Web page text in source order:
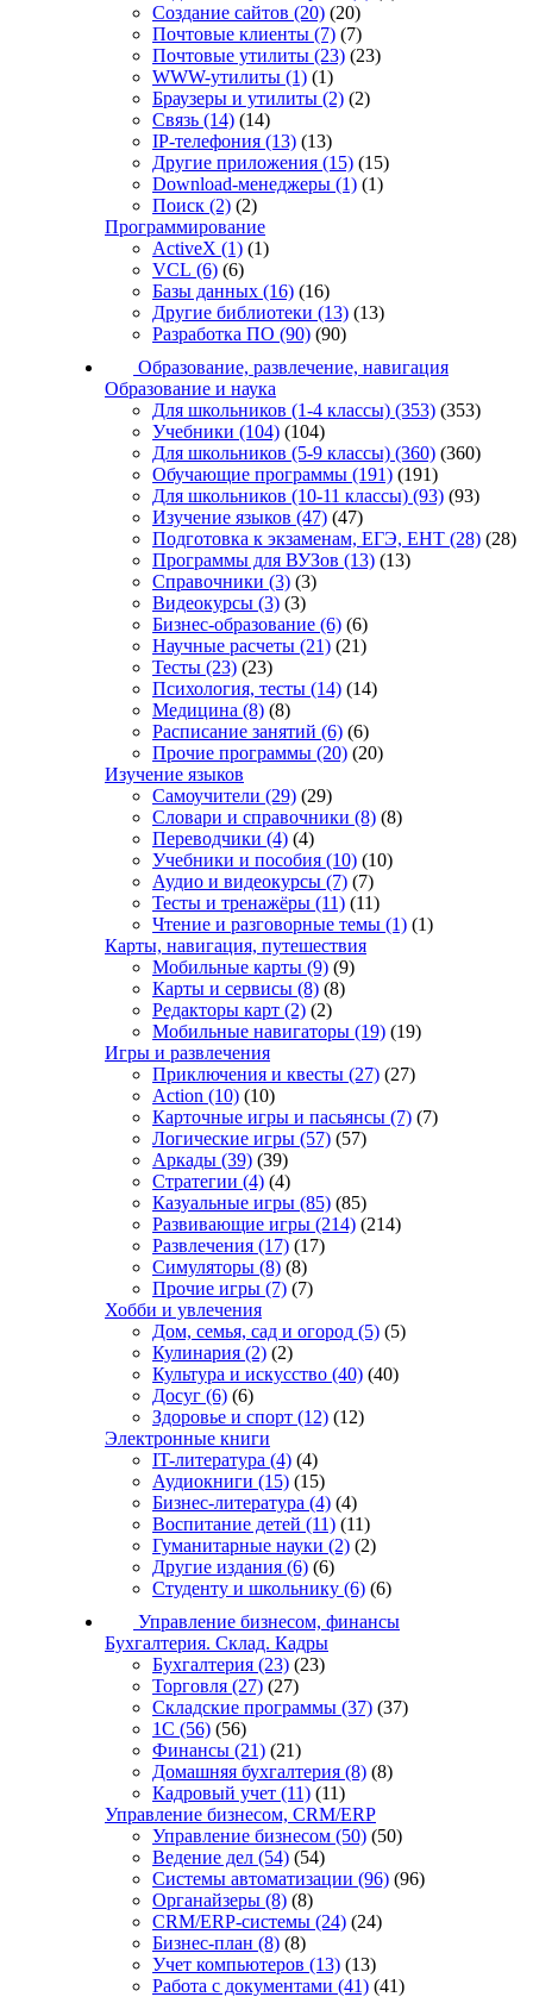
Создание сайтов (20) (20)
Почтовые клиенты (7) (7)
Почтовые утилиты (23) (23)
WWW-утилиты (1) (1)
Браузеры и утилиты (2) (2)
Связь (14) (14)
IP-телефония (13) (13)
Другие приложения (15) (15)
Download-менеджеры (1) (1)
Поиск (2) (2)
Программирование
ActiveX (1) (1)
VCL (6) (6)
Базы данных (16) (16)
Другие библиотеки (13) (13)
Разработка ПО (90) (90)
Образование, развлечение, навигация
Образование и наука
Для школьников (1-4 классы) (353) (353)
Учебники (104) (104)
Для школьников (5-9 классы) (360) (360)
Обучающие программы (191) (191)
Для школьников (10-11 классы) (93) (93)
Изучение языков (47) (47)
Подготовка к экзаменам, ЕГЭ, ЕНТ (28) (28)
Программы для ВУЗов (13) (13)
Справочники (3) (3)
Видеокурсы (3) (3)
Бизнес-образование (6) (6)
Научные расчеты (21) (21)
Тесты (23) (23)
Психология, тесты (14) (14)
Медицина (8) (8)
Расписание занятий (6) (6)
Прочие программы (20) (20)
Изучение языков
Самоучители (29) (29)
Словари и справочники (8) (8)
Переводчики (4) (4)
Учебники и пособия (10) (10)
Аудио и видеокурсы (7) (7)
Тесты и тренажёры (11) (11)
Чтение и разговорные темы (1) (1)
Карты, навигация, путешествия
Мобильные карты (9) (9)
Карты и сервисы (8) (8)
Редакторы карт (2) (2)
Мобильные навигаторы (19) (19)
Игры и развлечения
Приключения и квесты (27) (27)
Action (10) (10)
Карточные игры и пасьянсы (7) (7)
Логические игры (57) (57)
Аркады (39) (39)
Стратегии (4) (4)
Казуальные игры (85) (85)
Развивающие игры (214) (214)
Развлечения (17) (17)
Симуляторы (8) (8)
Прочие игры (7) (7)
Хобби и увлечения
Дом, семья, сад и огород (5) (5)
Кулинария (2) (2)
Культура и искусство (40) (40)
Досуг (6) (6)
Здоровье и спорт (12) (12)
Электронные книги
IT-литература (4) (4)
Аудиокниги (15) (15)
Бизнес-литература (4) (4)
Воспитание детей (11) (11)
Гуманитарные науки (2) (2)
Другие издания (6) (6)
Студенту и школьнику (6) (6)
Управление бизнесом, финансы
Бухгалтерия. Склад. Кадры
Бухгалтерия (23) (23)
Торговля (27) (27)
Складские программы (37) (37)
1С (56) (56)
Финансы (21) (21)
Домашняя бухгалтерия (8) (8)
Кадровый учет (11) (11)
Управление бизнесом, CRM/ERP
Управление бизнесом (50) (50)
Ведение дел (54) (54)
Системы автоматизации (96) (96)
Органайзеры (8) (8)
CRM/ERP-системы (24) (24)
Бизнес-план (8) (8)
Учет компьютеров (13) (13)
Работа с документами (41) (41)